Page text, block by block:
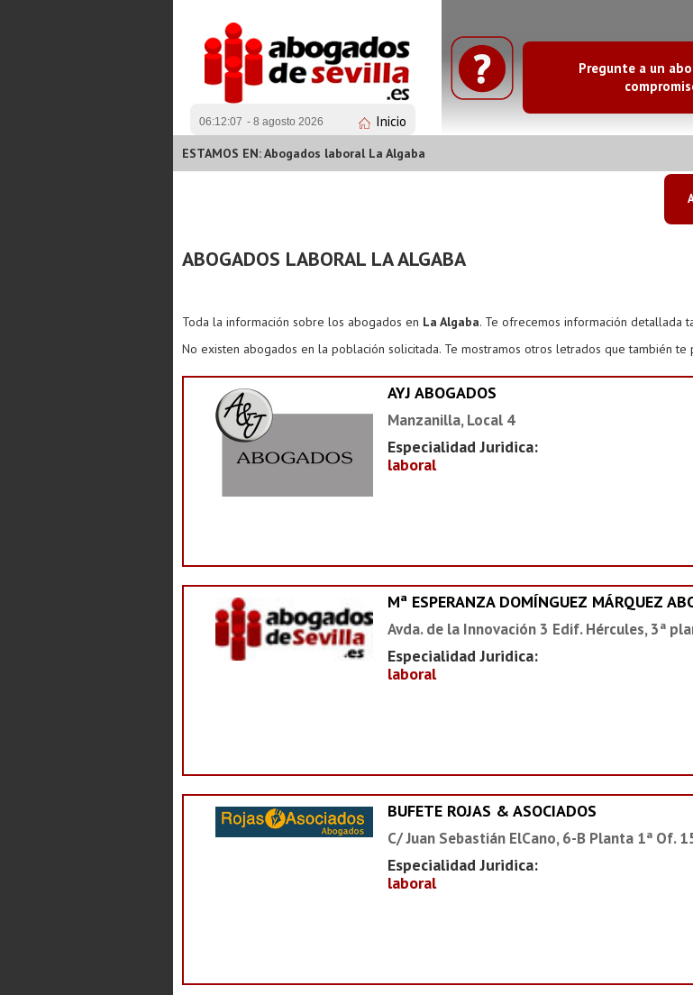
06:12:07 - 8 agosto 2026 Inicio
Pregunte a un
ESTAMOS EN: Abogados laboral La Algaba
ABOGADOS LABORAL LA ALGABA
Toda la información sobre los abogados en La Algaba. Te ofrecemos información detallada
No existen abogados en la población solicitada. Te mostramos otros letrados que también te
AYJ ABOGADOS
Manzanilla, Local 4
Especialidad Juridica:
laboral
Mª ESPERANZA DOMÍNGUEZ MÁRQUEZ
Avda. de la Innovación 3 Edif. Hércules, 3ª
Especialidad Juridica:
laboral
BUFETE ROJAS & ASOCIADOS
C/ Juan Sebastián ElCano, 6-B Planta 1ª Of.
Especialidad Juridica:
laboral